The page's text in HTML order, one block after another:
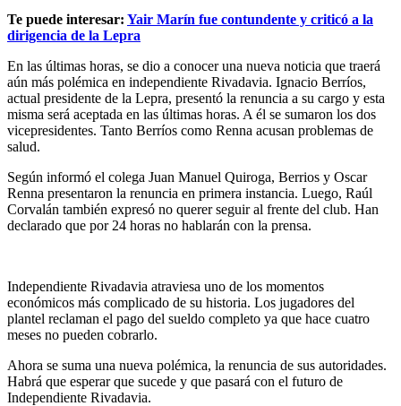
Te puede interesar: Yair Marín fue contundente y criticó a la
dirigencia de la Lepra
En las últimas horas, se dio a conocer una nueva noticia que traerá
aún más polémica en independiente Rivadavia. Ignacio Berríos,
actual presidente de la Lepra, presentó la renuncia a su cargo y esta
misma será aceptada en las últimas horas. A él se sumaron los dos
vicepresidentes. Tanto Berríos como Renna acusan problemas de
salud.
Según informó el colega Juan Manuel Quiroga, Berrios y Oscar
Renna presentaron la renuncia en primera instancia. Luego, Raúl
Corvalán también expresó no querer seguir al frente del club. Han
declarado que por 24 horas no hablarán con la prensa.
Independiente Rivadavia atraviesa uno de los momentos
económicos más complicado de su historia. Los jugadores del
plantel reclaman el pago del sueldo completo ya que hace cuatro
meses no pueden cobrarlo.
Ahora se suma una nueva polémica, la renuncia de sus autoridades.
Habrá que esperar que sucede y que pasará con el futuro de
Independiente Rivadavia.